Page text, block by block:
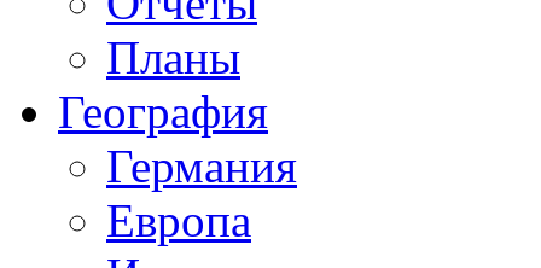
Планы
География
Германия
Европа